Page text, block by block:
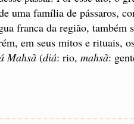
uma família de pássaros,
franca da região, também
em seus mitos e rituais,
Mahsã(diá: rio, mahsã: